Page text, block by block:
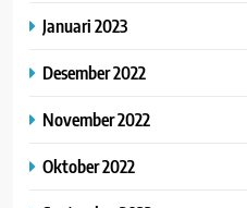
Januari 2023
Desember 2022
November 2022
Oktober 2022